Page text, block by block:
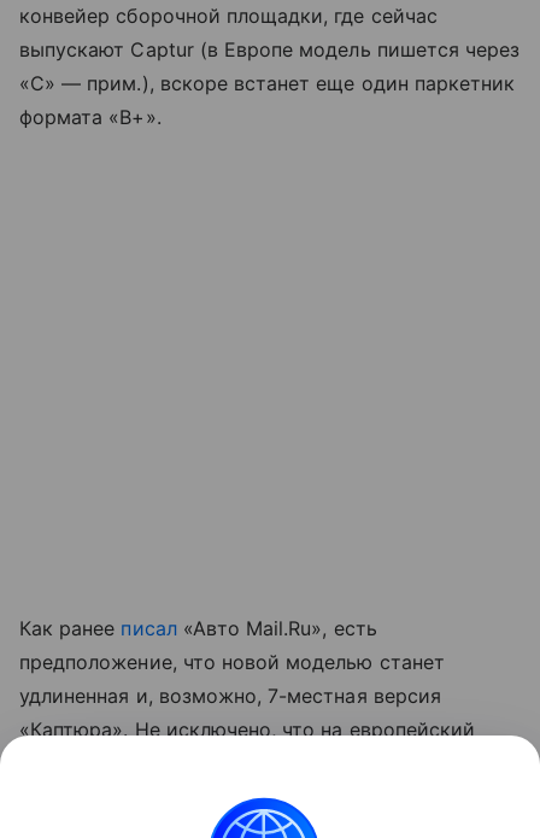
конвейер сборочной площадки, где сейчас
выпускают Captur (в Европе модель пишется через
«С» — прим.), вскоре встанет еще один паркетник
формата «В+».
Как ранее писал«Авто Mail.Ru», есть
предположение, что новой моделью станет
удлиненная и, возможно, 7-местная версия
«Каптюра». Не исключено, что на европейский
Captur. Другой информации о новой модели пока